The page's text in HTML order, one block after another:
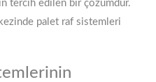
tercih edilen bir çözümdür.
palet raf sistemleri